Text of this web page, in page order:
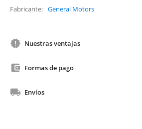
Fabricante General Motors
Nuestras ventajas
Formas de pago
Envíos